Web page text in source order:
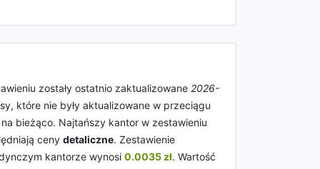
zostały ostatnio zaktualizowane 2026-
które nie były aktualizowane w przeciągu
bieżąco. Najtańszy kantor w zestawieniu
ceny detaliczne. Zestawienie
kantorze wynosi 0.0035 zł. Wartość